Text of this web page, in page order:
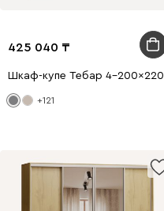
425 040
Шкаф-купе Тебар 4-200x220
+121